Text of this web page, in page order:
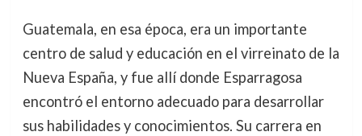
Guatemala, en esa época, era un importante
centro de salud y educación en el virreinato de la
Nueva España, y fue allí donde Esparragosa
encontró el entorno adecuado para desarrollar
sus habilidades y conocimientos. Su carrera en